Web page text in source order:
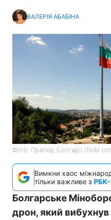
ВАЛЕРІЯ АБАБІНА
Фото: Прапор Болгарії (flickr
Вимкни хаос
тільки важливе з РБК-
Болгарське
дрон, який вибухнув